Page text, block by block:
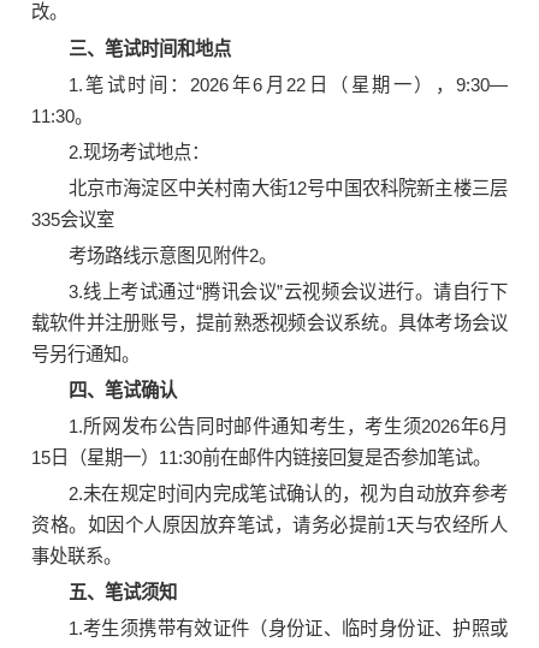
改。
三、笔试时间和地点
1.笔试时间：2026年6月22日（星期一），9:30—
11:30。
2.现场考试地点：
北京市海淀区中关村南大街12号中国农科院新主楼三层
335会议室
考场路线示意图见附件2。
3.线上考试通过“腾讯会议”云视频会议进行。请自行下
载软件并注册账号，提前熟悉视频会议系统。具体考场会议
号另行通知。
四、笔试确认
1.所网发布公告同时邮件通知考生，考生须2026年6月
15日（星期一）11:30前在邮件内链接回复是否参加笔试。
2.未在规定时间内完成笔试确认的，视为自动放弃参考
资格。如因个人原因放弃笔试，请务必提前1天与农经所人
事处联系。
五、笔试须知
1.考生须携带有效证件 （身份证、临时身份证、护照或